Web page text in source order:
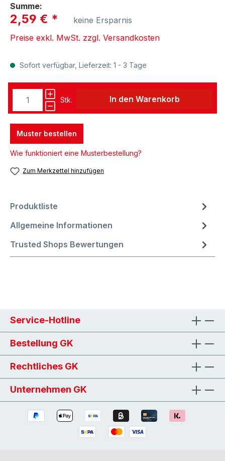
Summe:
2,59 € *
keine Ersparnis
Preise exkl. MwSt. zzgl. Versandkosten
Sofort verfügbar, Lieferzeit: 1 - 3 Tage
Stk. In den Warenkorb
Muster bestellen
Wie funktioniert eine Musterbestellung?
Zum Merkzettel hinzufügen
Produktliste
Allgemeine Informationen
Trusted Shops Bewertungen
Service-Hotline
Bestellung GK
Rechtliches GK
Unternehmen GK